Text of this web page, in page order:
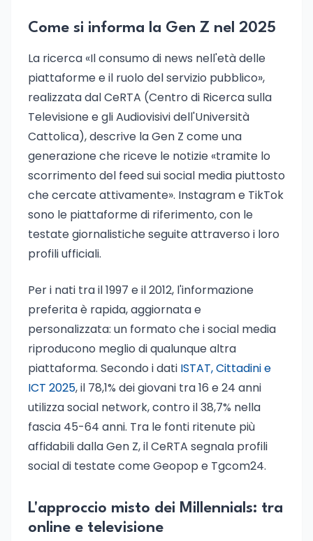
Come si informa la Gen Z nel 2025
La ricerca «Il consumo di news nell'età delle
piattaforme e il ruolo del servizio pubblico»,
realizzata dal CeRTA (Centro di Ricerca sulla
Televisione e gli Audiovisivi dell'Università
Cattolica), descrive la Gen Z come una
generazione che riceve le notizie «tramite lo
scorrimento del feed sui social media piuttosto
che cercate attivamente». Instagram e TikTok
sono le piattaforme di riferimento, con le
testate giornalistiche seguite attraverso i loro
profili ufficiali.
Per i nati tra il 1997 e il 2012, l'informazione
preferita è rapida, aggiornata e
personalizzata: un formato che i social media
riproducono meglio di qualunque altra
piattaforma. Secondo i dati ISTAT, Cittadini e
ICT 2025, il 78,1% dei giovani tra 16 e 24 anni
utilizza social network, contro il 38,7% nella
fascia 45-64 anni. Tra le fonti ritenute più
affidabili dalla Gen Z, il CeRTA segnala profili
social di testate come Geopop e Tgcom24.
L'approccio misto dei Millennials: tra
online e televisione